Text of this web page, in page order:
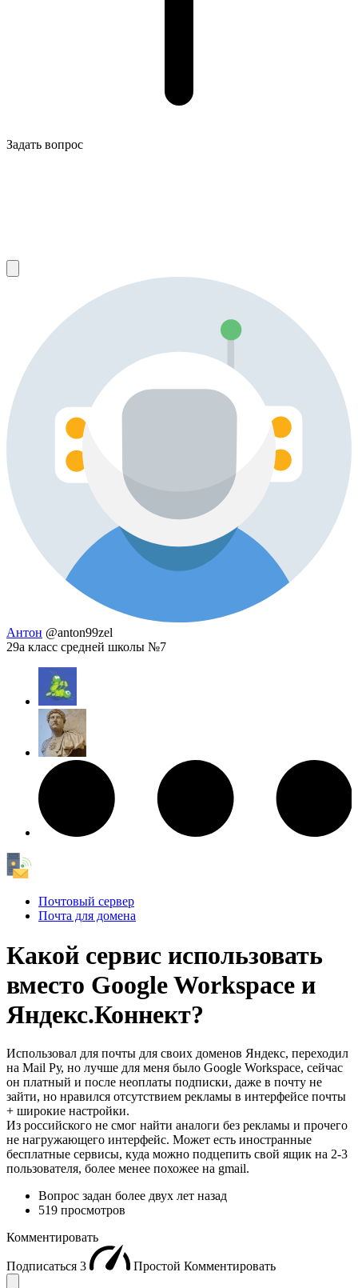
Задать вопрос
Антон @anton99zel
29а класс средней школы №7
Почтовый сервер
Почта для домена
Какой сервис использовать
вместо Google Workspace и
Яндекс.Коннект?
Использовал для почты для своих доменов Яндекс, переходил
на Mail Ру, но лучше для меня было Google Workspace, сейчас
он платный и после неоплаты подписки, даже в почту не
зайти, но нравился отсутствием рекламы в интерфейсе почты
+ широкие настройки.
Из российского не смог найти аналоги без рекламы и прочего
не нагружающего интерфейс. Может есть иностранные
бесплатные сервисы, куда можно подцепить свой ящик на 2-3
пользователя, более менее похожее на gmail.
Вопрос задан более двух лет назад
519 просмотров
Комментировать
Подписаться 3 Простой Комментировать